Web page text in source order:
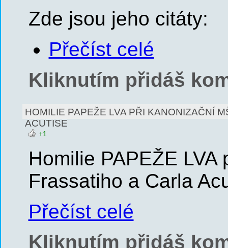
Zde jsou jeho citáty:
Přečíst celé
Kliknutím přidáš
HOMILIE PAPEŽE LVA PŘI KANONIZAČNÍ
ACUTISE
+1
Homilie PAPEŽE
Frassatiho a Carla
Přečíst celé
Kliknutím přidáš